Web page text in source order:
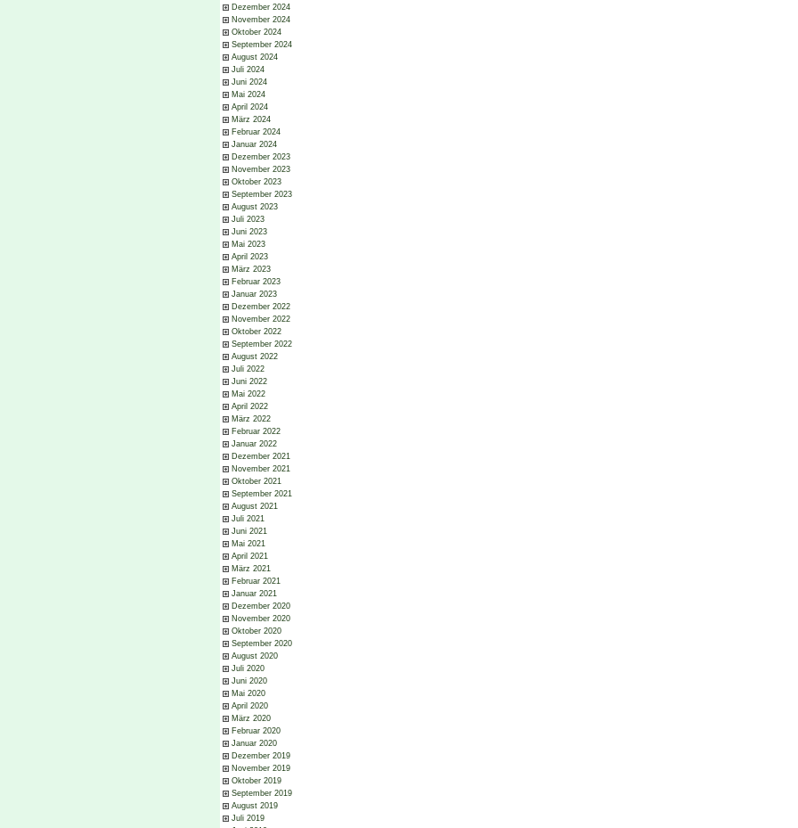
Dezember 2024
November 2024
Oktober 2024
September 2024
August 2024
Juli 2024
Juni 2024
Mai 2024
April 2024
März 2024
Februar 2024
Januar 2024
Dezember 2023
November 2023
Oktober 2023
September 2023
August 2023
Juli 2023
Juni 2023
Mai 2023
April 2023
März 2023
Februar 2023
Januar 2023
Dezember 2022
November 2022
Oktober 2022
September 2022
August 2022
Juli 2022
Juni 2022
Mai 2022
April 2022
März 2022
Februar 2022
Januar 2022
Dezember 2021
November 2021
Oktober 2021
September 2021
August 2021
Juli 2021
Juni 2021
Mai 2021
April 2021
März 2021
Februar 2021
Januar 2021
Dezember 2020
November 2020
Oktober 2020
September 2020
August 2020
Juli 2020
Juni 2020
Mai 2020
April 2020
März 2020
Februar 2020
Januar 2020
Dezember 2019
November 2019
Oktober 2019
September 2019
August 2019
Juli 2019